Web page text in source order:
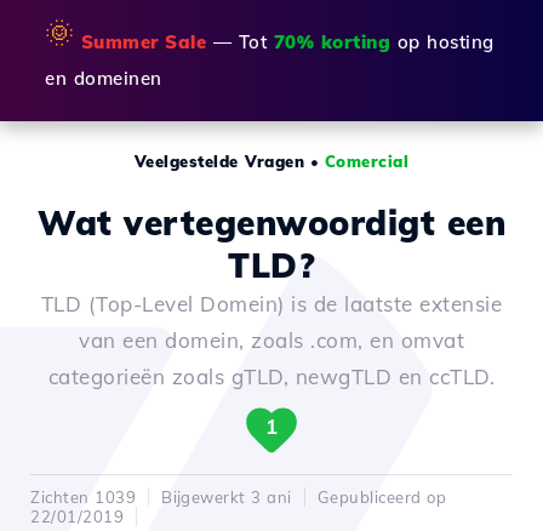
🌞 Summer Sale — Tot 70% korting op hosting
en domeinen
Veelgestelde Vragen • Comercial
Wat vertegenwoordigt een
TLD?
TLD (Top-Level Domein) is de laatste extensie
van een domein, zoals .com, en omvat
categorieën zoals gTLD, newgTLD en ccTLD.
1
Zichten 1039 Bijgewerkt 3 ani
Gepubliceerd op
22/01/2019